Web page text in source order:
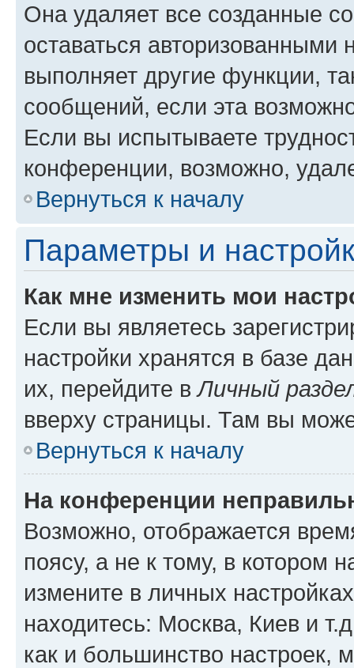
Она удаляет все созданные
оставаться авторизованными
выполняет другие функции,
сообщений, если эта
Если вы испытываете
конференции, возможно,
Вернуться к началу
Параметры и
Как мне изменить мои
Если вы являетесь
настройки хранятся в базе
их, перейдите вЛичный
вверху страницы. Там вы
Вернуться к началу
На конференции
Возможно, отображается
поясу, а не к тому, в котором
измените в личных
находитесь: Москва, Киев и
как и большинство настроек,